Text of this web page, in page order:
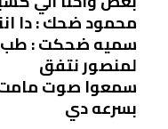
محمود ضحك : دا
سميه ضحكت : طب
لمنصور نتفق
سمعوا صوت مامت
بسرعه دي